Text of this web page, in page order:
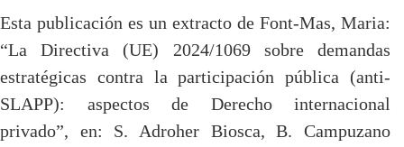
Esta publicación es un extracto de Font-Mas, Maria:
“La Directiva (UE) 2024/1069 sobre demandas
estratégicas contra la participación pública (anti-
SLAPP): aspectos de Derecho internacional
privado”, en: S. Adroher Biosca, B. Campuzano